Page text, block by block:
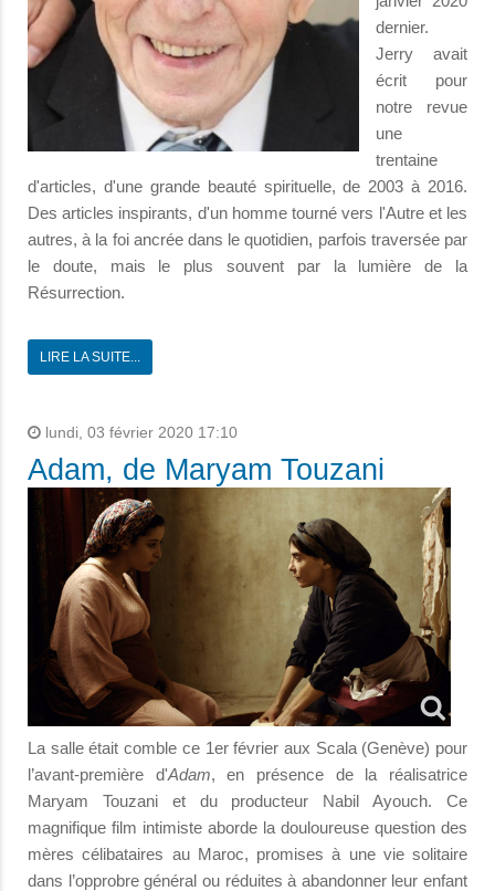
dernier.
Jerry avait
écrit pour
notre revue
une
trentaine
d'articles, d'une grande beauté spirituelle, de 2003 à 2016.
Des articles inspirants, d'un homme tourné vers l'Autre et les
autres, à la foi ancrée dans le quotidien, parfois traversée par
le doute, mais le plus souvent par la lumière de la
Résurrection.
LIRE LA SUITE...
lundi, 03 février 2020 17:10
Adam, de Maryam Touzani
La salle était comble ce 1er février aux Scala (Genève) pour
l’avant-première d'Adam, en présence de la réalisatrice
Maryam Touzani et du producteur Nabil Ayouch. Ce
magnifique film intimiste aborde la douloureuse question des
mères célibataires au Maroc, promises à une vie solitaire
dans l’opprobre général ou réduites à abandonner leur enfant